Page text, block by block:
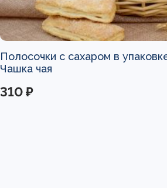
Полосочки с сахаром в
Чашка чая
310 ₽